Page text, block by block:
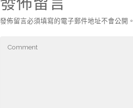
發佈留言必須填寫的電子郵件地址不會公開。